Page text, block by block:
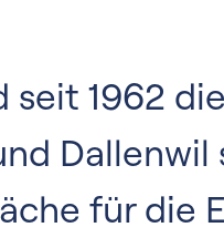
1962
für die